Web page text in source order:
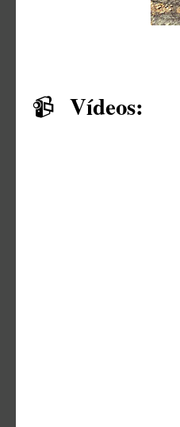
📹 Vídeos: